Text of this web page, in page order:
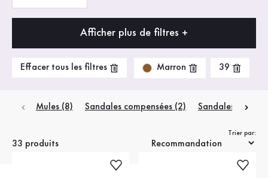
Afficher plus de filtres +
Effacer tous les filtres Marron 39
Mules (8) Sandales compensées (2) Sandales à bride
33 produits
Trier par: